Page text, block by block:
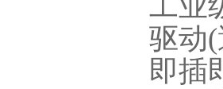
驱动(
即插